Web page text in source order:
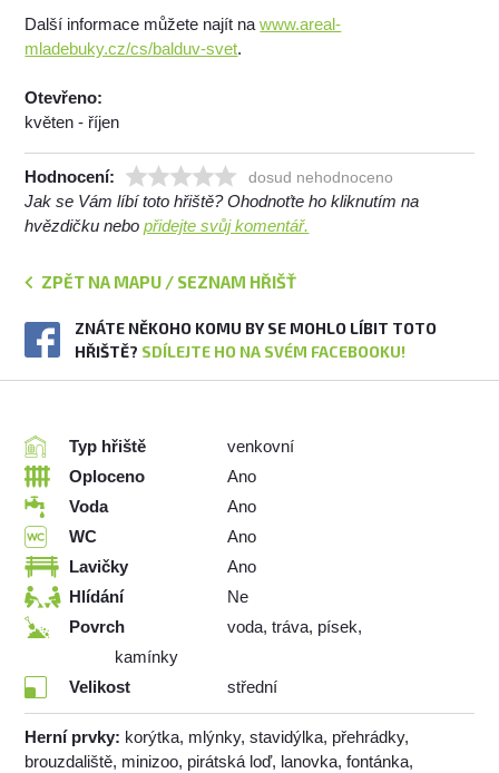
Další informace můžete najít nawww.areal-
mladebuky.cz/cs/balduv-svet.
Otevřeno:
květen - říjen
Hodnocení: dosud nehodnoceno
Jak se Vám líbí toto hřiště? Ohodnoťte ho kliknutím na
hvězdičku nebopřidejte svůj komentář.
ZPĚT NA MAPU / SEZNAM HŘIŠŤ
ZNÁTE NĚKOHO KOMU BY SE MOHLO LÍBIT TOTO
HŘIŠTĚ? SDÍLEJTE HO NA SVÉM FACEBOOKU!
Typ hřiště
venkovní
Oploceno
Ano
Voda
Ano
WC
Ano
Lavičky
Ano
Hlídání
Ne
Povrch
voda, tráva, písek,
kamínky
Velikost
střední
Herní prvky: korýtka, mlýnky, stavidýlka, přehrádky,
brouzdaliště, minizoo, pirátská loď, lanovka, fontánka,